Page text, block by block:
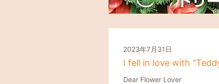
2023年7月31日
I fell in love with
Dear Flower Lover